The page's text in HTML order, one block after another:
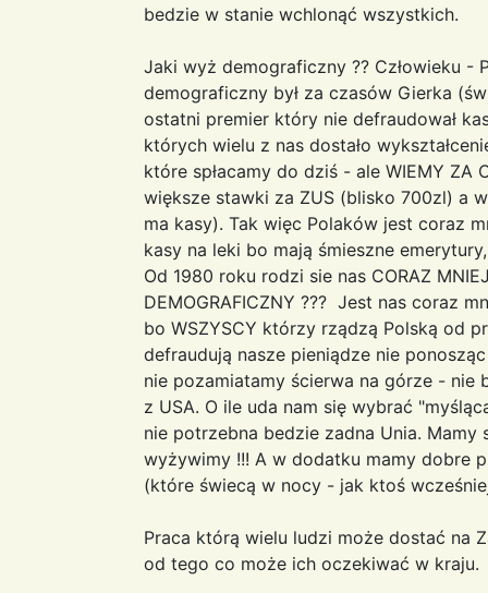
bedzie w stanie wchlonąć wszystkich.
Jaki wyż demograficzny ?? Człowieku -
demograficzny był za czasów Gierka
ostatni premier który nie defraudował
których wielu z nas dostało
które spłacamy do dziś - ale WIEMY ZA
większe stawki za ZUS (blisko 700zl) a
ma kasy). Tak więc Polaków jest coraz
kasy na leki bo mają śmieszne
Od 1980 roku rodzi sie nas CORAZ
DEMOGRAFICZNY ??? Jest nas coraz
bo WSZYSCY którzy rządzą Polską od
defraudują nasze pieniądze nie
nie pozamiatamy ścierwa na górze -
z USA. O ile uda nam się wybrać
nie potrzebna bedzie zadna Unia.
wyżywimy !!! A w dodatku mamy dobre
(które świecą w nocy - jak ktoś wcześniej
Praca którą wielu ludzi może dostać na
od tego co może ich oczekiwać w kraju.